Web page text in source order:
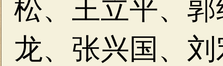
松、王立平、 郭
龙、张兴国、